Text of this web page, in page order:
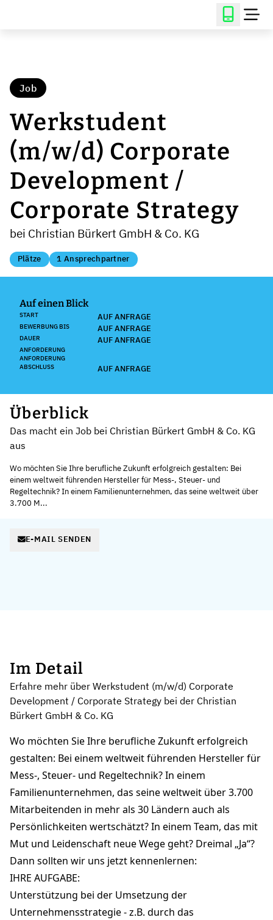
Job
Werkstudent
(m/w/d) Corporate
Development /
Corporate Strategy
bei Christian Bürkert GmbH & Co. KG
Plätze 1 Ansprechpartner
Auf einen Blick
START AUF ANFRAGE
BEWERBUNG BIS AUF ANFRAGE
DAUER AUF ANFRAGE
ANFORDERUNG
ANFORDERUNG
ABSCHLUSS
AUF ANFRAGE
Überblick
Das macht ein Job bei Christian Bürkert GmbH & Co. KG
aus
Wo möchten Sie Ihre berufliche Zukunft erfolgreich gestalten: Bei
einem weltweit führenden Hersteller für Mess-, Steuer- und
Regeltechnik? In einem Familienunternehmen, das seine weltweit über
3.700 M...
E-MAIL SENDEN
Im Detail
Erfahre mehr über Werkstudent (m/w/d) Corporate
Development / Corporate Strategy bei der Christian
Bürkert GmbH & Co. KG
Wo möchten Sie Ihre berufliche Zukunft erfolgreich
gestalten: Bei einem weltweit führenden Hersteller für
Mess-, Steuer- und Regeltechnik? In einem
Familienunternehmen, das seine weltweit über 3.700
Mitarbeitenden in mehr als 30 Ländern auch als
Persönlichkeiten wertschätzt? In einem Team, das mit
Mut und Leidenschaft neue Wege geht? Dreimal „Ja“?
Dann sollten wir uns jetzt kennenlernen:
IHRE AUFGABE:
Unterstützung bei der Umsetzung der
Unternehmensstrategie - z.B. durch das